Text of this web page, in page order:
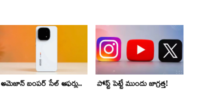
అమెజాన్ బంపర్ సేల్ ఆఫర్లు..
పోస్ట్ పెట్టే ముందు జాగ్రత్త!